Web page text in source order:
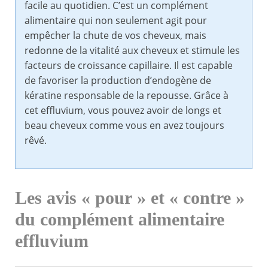
facile au quotidien. C’est un complément
alimentaire qui non seulement agit pour
empêcher la chute de vos cheveux, mais
redonne de la vitalité aux cheveux et stimule les
facteurs de croissance capillaire. Il est capable
de favoriser la production d’endogène de
kératine responsable de la repousse. Grâce à
cet effluvium, vous pouvez avoir de longs et
beau cheveux comme vous en avez toujours
rêvé.
Les avis « pour » et « contre »
du complément alimentaire
effluvium